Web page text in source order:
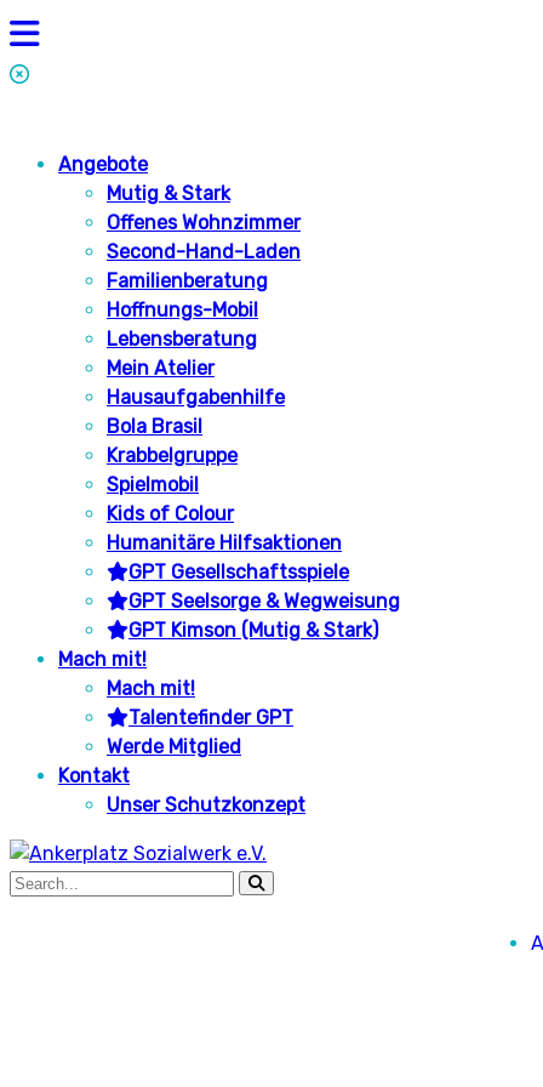
Angebote
Mutig & Stark
Offenes Wohnzimmer
Second-Hand-Laden
Familienberatung
Hoffnungs-Mobil
Lebensberatung
Mein Atelier
Hausaufgabenhilfe
Bola Brasil
Krabbelgruppe
Spielmobil
Kids of Colour
Humanitäre Hilfsaktionen
GPT Gesellschaftsspiele
GPT Seelsorge & Wegweisung
GPT Kimson (Mutig & Stark)
Mach mit!
Mach mit!
Talentefinder GPT
Werde Mitglied
Kontakt
Unser Schutzkonzept